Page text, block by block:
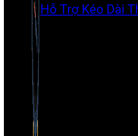
Hỗ Trợ Kéo Dài